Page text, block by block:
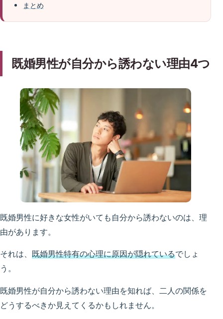
まとめ
既婚男性が自分から誘わない理由4つ
既婚男性に好きな女性がいても自分から誘わないのは、理
由があります。
それは、 既婚男性特有の心理に原因が隠れているでしょ
う。
既婚男性が自分から誘わない理由を知れば、二人の関係を
どうするべきか見えてくるかもしれません。